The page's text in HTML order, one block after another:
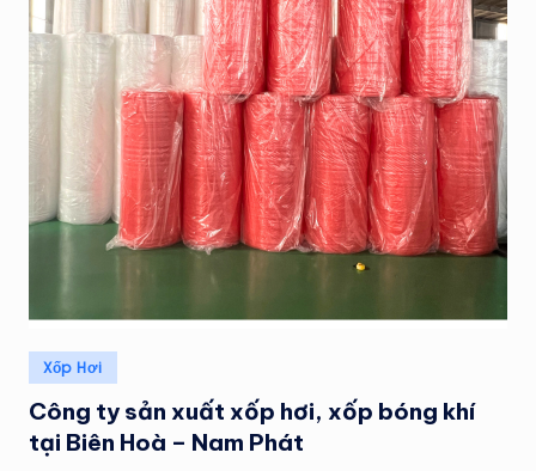
Posted
in
Xốp Hơi
Công ty sản xuất xốp hơi, xốp bóng khí
tại Biên Hoà – Nam Phát